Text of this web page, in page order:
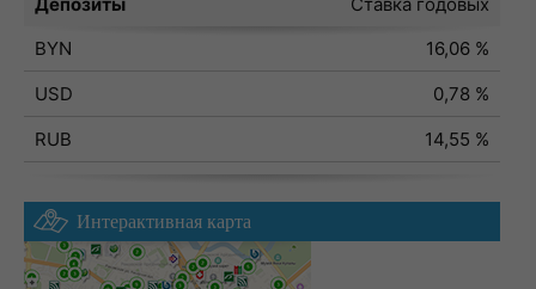
BYN
16,06 %
USD
0,78 %
RUB
14,55 %
Интерактивная карта